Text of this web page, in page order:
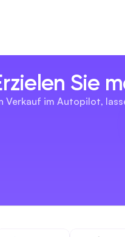
Sie
Verkauf im Autopilot,